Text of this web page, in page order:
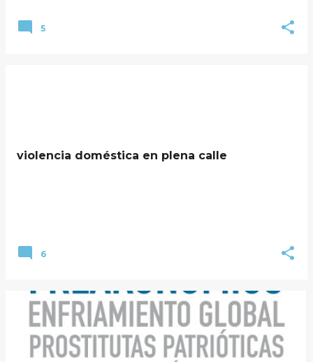
5
violencia doméstica en plena calle
6